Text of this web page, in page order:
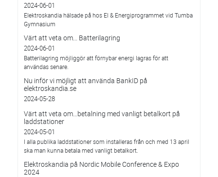
2024-06-01
Elektroskandia hälsade på hos El & Energiprogrammet vid Tumba
Gymnasium
Värt att veta om... Batterilagring
2024-06-01
Batterilagring möjliggör att förnybar energi lagras för att
användas senare.
Nu inför vi möjligt att använda BankID på
elektroskandia.se
2024-05-28
Värt att veta om…betalning med vanligt betalkort på
laddstationer
2024-05-01
I alla publika laddstationer som installeras från och med 13 april
ska man kunna betala med vanligt betalkort.
Elektroskandia på Nordic Mobile Conference & Expo
2024